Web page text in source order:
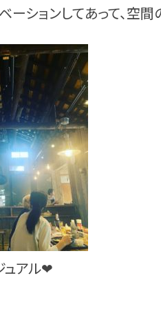
ーションしてあって、空
ュアル❤